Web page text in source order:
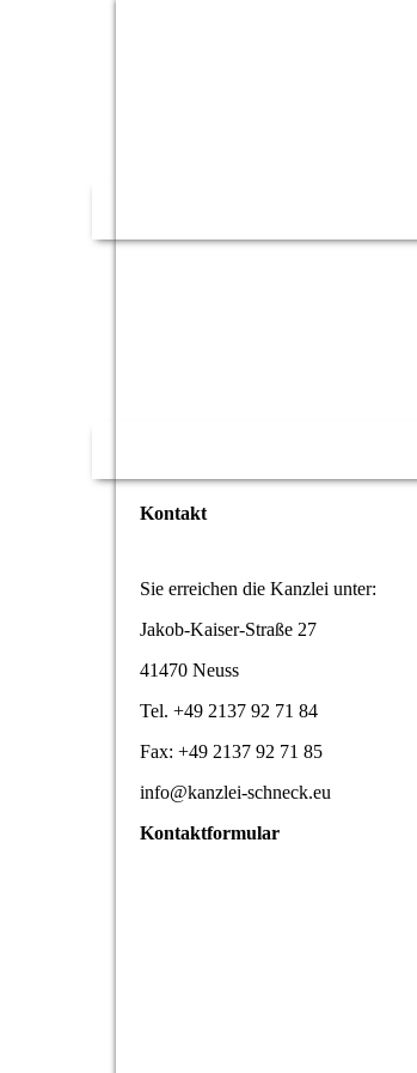
Kontakt
Sie erreichen die Kanzlei unter:
Jakob-Kaiser-Straße 27
41470 Neuss
Tel. +49 2137 92 71 84
Fax: +49 2137 92 71 85
info@kanzlei-schneck.eu
Kontaktformular